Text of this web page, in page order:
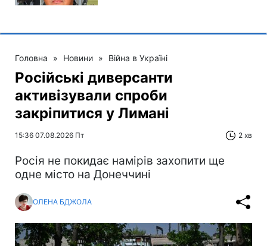
Головна » Новини » Війна в Україні
Російські диверсанти
активізували спроби
закріпитися у Лимані
15:36 07.08.2026 Пт 2 хв
Росія не покидає намірів захопити ще
одне місто на Донеччині
ОЛЕНА БДЖОЛА